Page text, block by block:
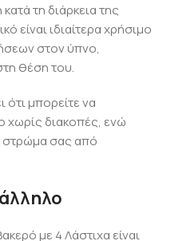
τη διάρκεια της
είναι ιδιαίτερα χρήσιμο
στον ύπνο,
θέση του.
μπορείτε να
χωρίς διακοπές, ενώ
στρώμα σας από
με 4 Λάστιχα είναι